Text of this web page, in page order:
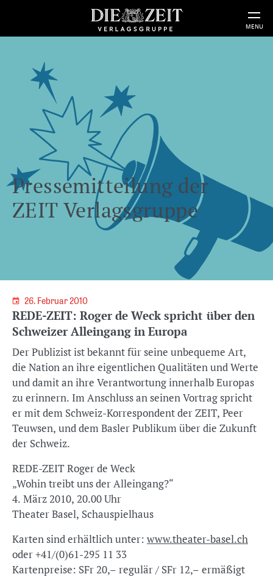
MENU
Pressemitteilung der
ZEIT Verlagsgruppe
26. Februar 2010
REDE-ZEIT: Roger de Weck spricht über den
Schweizer Alleingang in Europa
Der Publizist ist bekannt für seine unbequeme Art,
die Nation an ihre eigentlichen Qualitäten und Werte
und damit an ihre Verantwortung innerhalb Europas
zu erinnern. Im Anschluss an seinen Vortrag spricht
er mit dem Schweiz-Korrespondent der ZEIT, Peer
Teuwsen, und dem Basler Publikum über die Zukunft
der Schweiz.
REDE-ZEIT Roger de Weck
„Wohin treibt uns der Alleingang?“
4. März 2010, 20.00 Uhr
Theater Basel, Schauspielhaus
Karten sind erhältlich unter: www.theater-basel.ch
oder +41/(0)61-295 11 33
Kartenpreise: SFr 20,– regulär / SFr 12,– ermäßigt